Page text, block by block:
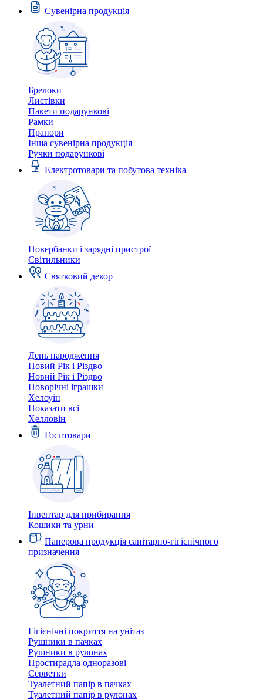
Сувенірна продукція
Брелоки
Листівки
Пакети подарункові
Рамки
Прапори
Інша сувенірна продукція
Ручки подарункові
Електротовари та побутова техніка
Повербанки і зарядні пристрої
Світильники
Святковий декор
День народження
Новий Рік і Різдво
Новий Рік і Різдво
Новорічні іграшки
Хелоуін
Показати всі
Хелловін
Госптовари
Інвентар для прибирання
Кошики та урни
Паперова продукція санітарно-гігієнічного
призначення
Гігієнічні покриття на унітаз
Рушники в пачках
Рушники в рулонах
Простирадла одноразові
Серветки
Туалетний папір в пачках
Туалетний папір в рулонах